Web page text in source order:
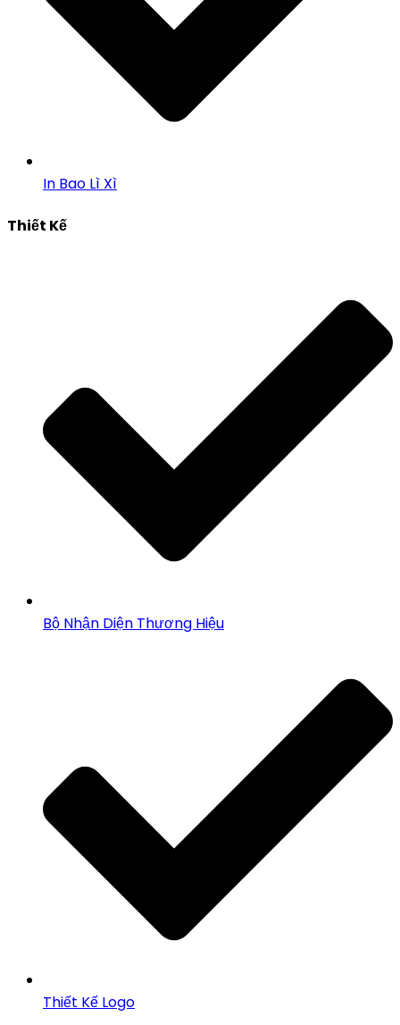
In Bao Lì Xì
Thiết Kế
Bộ Nhận Diện Thương Hiệu
Thiết Kế Logo